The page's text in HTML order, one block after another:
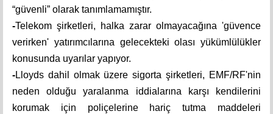
“güvenli” olarak tanımlamamıştır.
-Telekom şirketleri, halka zarar olmayacağına 'güvence
verirken' yatırımcılarına gelecekteki olası yükümlülükler
konusunda uyarılar yapıyor.
-Lloyds dahil olmak üzere sigorta şirketleri, EMF/RF'nin
neden olduğu yaralanma iddialarına karşı kendilerini
korumak için poliçelerine hariç tutma maddeleri